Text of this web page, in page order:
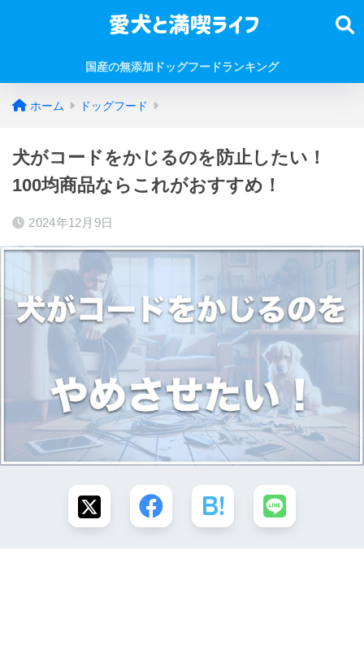
国産の無添加ドッグフードランキング
ホーム ドッグフード
犬がコードをかじるのを防止したい！
100均商品ならこれがおすすめ！
2024年12月9日